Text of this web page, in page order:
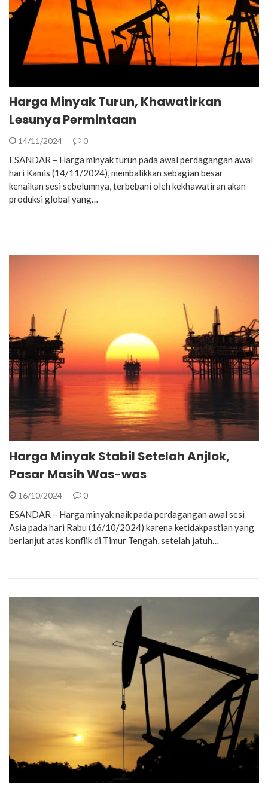
Harga Minyak Turun, Khawatirkan
Lesunya Permintaan
14/11/2024 0
ESANDAR – Harga minyak turun pada awal perdagangan awal
hari Kamis (14/11/2024), membalikkan sebagian besar
kenaikan sesi sebelumnya, terbebani oleh kekhawatiran akan
produksi global yang…
Harga Minyak Stabil Setelah Anjlok,
Pasar Masih Was-was
16/10/2024 0
ESANDAR – Harga minyak naik pada perdagangan awal sesi
Asia pada hari Rabu (16/10/2024) karena ketidakpastian yang
berlanjut atas konflik di Timur Tengah, setelah jatuh…